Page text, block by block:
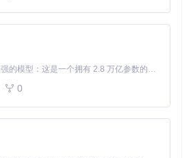
Kimi K3 是Kimi能力最强的模型：这是一个拥有 2.8 万亿参数的混合专家（MoE）模型，具备原生视觉理解能力，并支持 100 万 token 的上下文窗口。
0